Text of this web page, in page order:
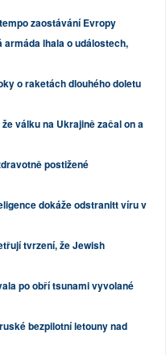
zaostávání Evropy
lhala o událostech,
o raketách dlouhého doletu
válku na Ukrajině začal on a
postižené
dokáže odstranitt víru v
tvrzení, že Jewish
po obří tsunami vyvolané
bezpilotní letouny nad